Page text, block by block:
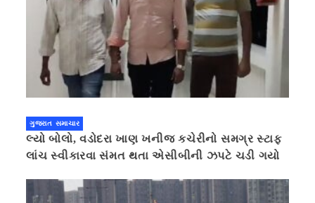
ગુજરાત સમાચાર
લ્યો બોલો, વડોદરા ખાણ ખનીજ કચેરીનો સમગ્ર સ્ટાફ
લાંચ સ્વીકારવા સંમત થતા એસીબીની ઝપટે ચડી ગયો